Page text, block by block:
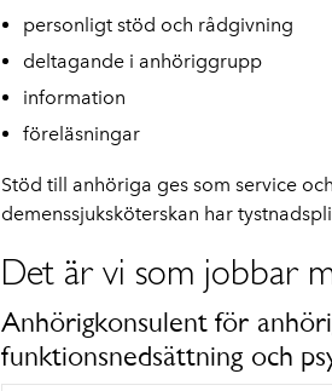
personligt stöd och rådgivning
deltagande i anhöriggrupp
information
föreläsningar
Stöd till anhöriga ges som service
demenssjuksköterskan har
Det är vi som jobbar
Anhörigkonsulent för
funktionsnedsättning och